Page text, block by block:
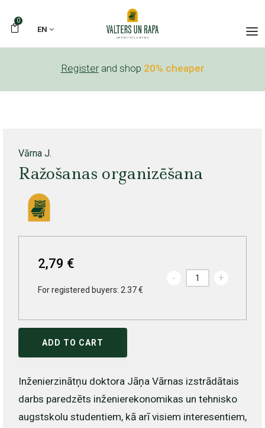
0
EN
Register and shop 20% cheaper
Vārna J.
Ražošanas organizēšana
2,79 €
For registered buyers: 2.37 €
- +
ADD TO CART
Inženierzinātņu doktora Jāņa Vārnas izstrādātais
darbs paredzēts inženierekonomikas un tehnisko
augstskolu studentiem, kā arī visiem interesentiem,